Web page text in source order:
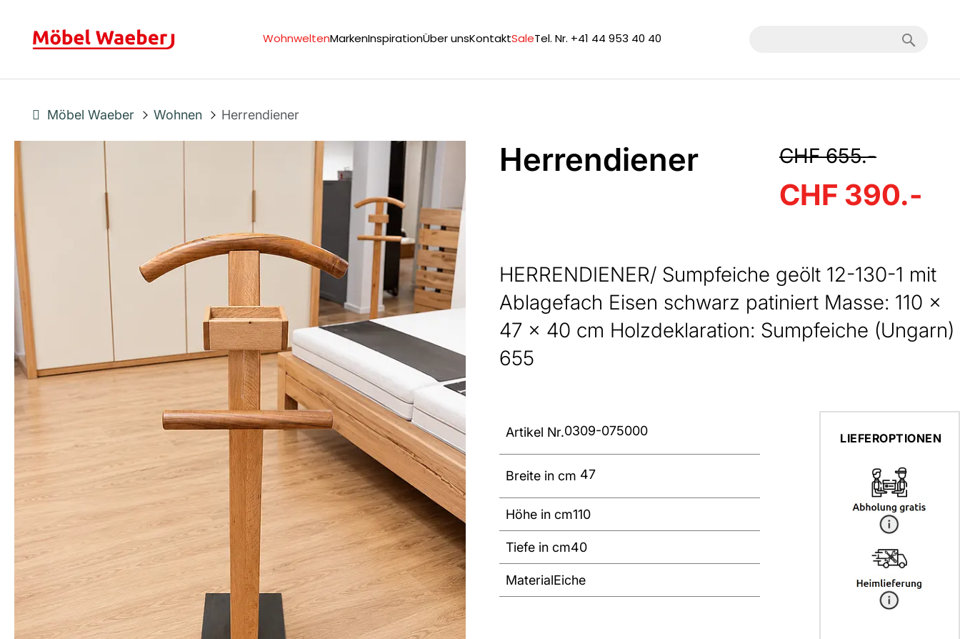
WohnweltenMarkenInspirationÜber unsKontaktSaleTel. Nr. +41 44 953 40 40
Möbel Waeber Wohnen Herrendiener
Herrendiener CHF 655.-
CHF 390.-
HERRENDIENER/ Sumpfeiche geölt 12-130-1 mit
Ablagefach Eisen schwarz patiniert Masse: 110 x
47 x 40 cm Holzdeklaration: Sumpfeiche (Ungarn)
655
Artikel Nr.0309-075000
Breite in cm 47
Höhe in cm110
Tiefe in cm40
MaterialEiche
LIEFEROPTIONEN